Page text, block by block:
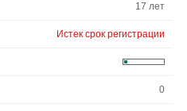
17 лет
Истек срок регистрации
0